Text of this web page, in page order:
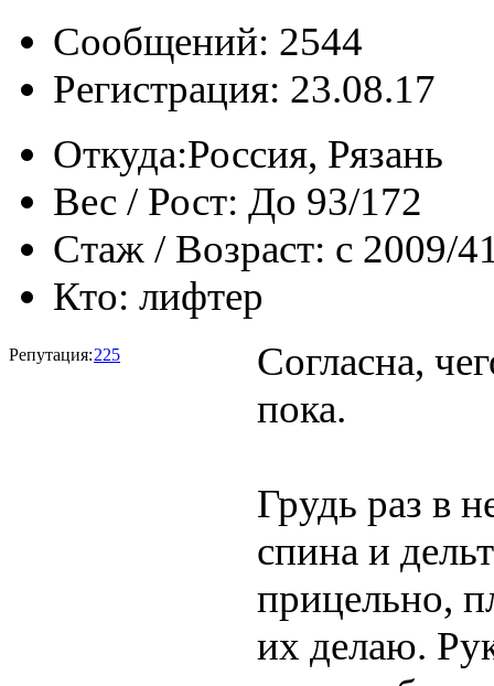
Сообщений: 2544
Регистрация: 23.08.17
Откуда:Россия, Рязань
Вес / Рост: До 93/172
Стаж / Возраст: с 2009/
Кто: лифтер
Репутация:225
Согласна,
пока.
Грудь раз в
спина и
прицельно,
их делаю.